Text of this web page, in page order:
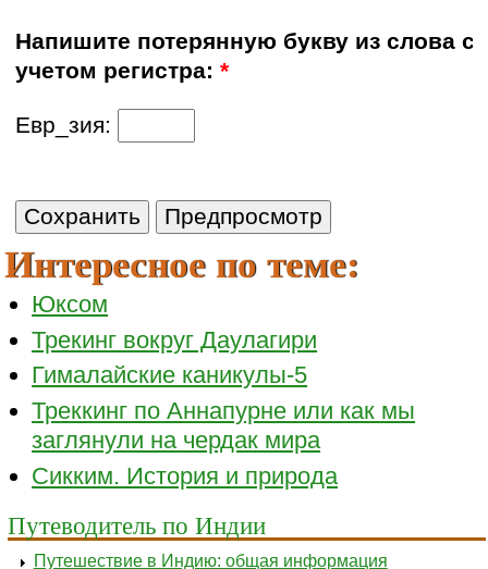
Напишите потерянную букву из слова с
учетом регистра:*
Евр_зия:
Интересное по теме:
Юксом
Трекинг вокруг Даулагири
Гималайские каникулы-5
Треккинг по Аннапурне или как мы
заглянули на чердак мира
Сикким. История и природа
Путеводитель по Индии
Путешествие в Индию: общая информация